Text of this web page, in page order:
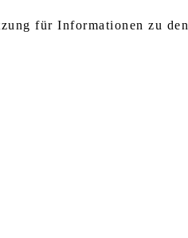
für Informationen zu